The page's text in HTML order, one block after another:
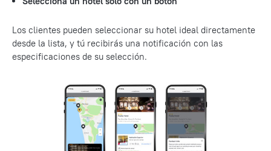
Los clientes pueden seleccionar su hotel ideal directamente
desde la lista, y tú recibirás una notificación con las
especificaciones de su selección.